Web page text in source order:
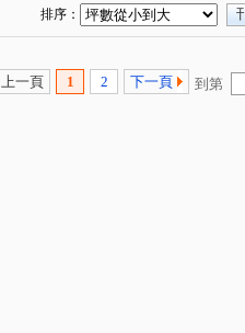
排序：
上一頁 1 2 下一頁 到第